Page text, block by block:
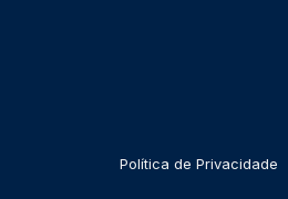
Política de Privacidade